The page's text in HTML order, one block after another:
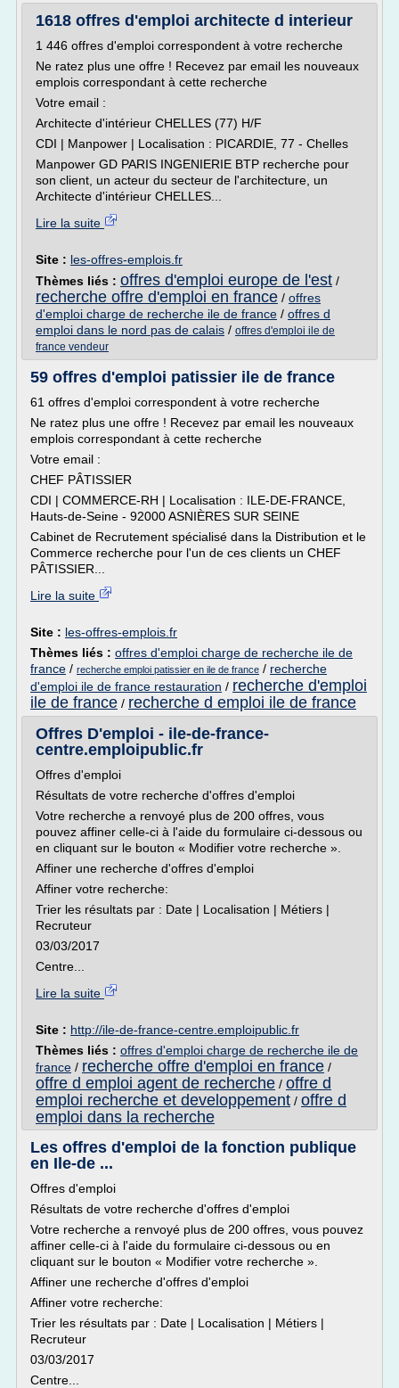
1618 offres d'emploi architecte d interieur
1 446 offres d'emploi correspondent à votre recherche
Ne ratez plus une offre ! Recevez par email les nouveaux
emplois correspondant à cette recherche
Votre email :
Architecte d'intérieur CHELLES (77) H/F
CDI | Manpower | Localisation : PICARDIE, 77 - Chelles
Manpower GD PARIS INGENIERIE BTP recherche pour
son client, un acteur du secteur de l'architecture, un
Architecte d'intérieur CHELLES...
Lire la suite
Site : les-offres-emplois.fr
Thèmes liés : offres d'emploi europe de l'est /
recherche offre d'emploi en france / offres
d'emploi charge de recherche ile de france / offres d
emploi dans le nord pas de calais / offres d'emploi ile de
france vendeur
59 offres d'emploi patissier ile de france
61 offres d'emploi correspondent à votre recherche
Ne ratez plus une offre ! Recevez par email les nouveaux
emplois correspondant à cette recherche
Votre email :
CHEF PÂTISSIER
CDI | COMMERCE-RH | Localisation : ILE-DE-FRANCE,
Hauts-de-Seine - 92000 ASNIÈRES SUR SEINE
Cabinet de Recrutement spécialisé dans la Distribution et le
Commerce recherche pour l'un de ces clients un CHEF
PÂTISSIER...
Lire la suite
Site : les-offres-emplois.fr
Thèmes liés : offres d'emploi charge de recherche ile de
france / recherche emploi patissier en ile de france / recherche
d'emploi ile de france restauration / recherche d'emploi
ile de france / recherche d emploi ile de france
Offres D'emploi - ile-de-france-
centre.emploipublic.fr
Offres d'emploi
Résultats de votre recherche d'offres d'emploi
Votre recherche a renvoyé plus de 200 offres, vous
pouvez affiner celle-ci à l'aide du formulaire ci-dessous ou
en cliquant sur le bouton « Modifier votre recherche ».
Affiner une recherche d'offres d'emploi
Affiner votre recherche:
Trier les résultats par : Date | Localisation | Métiers |
Recruteur
03/03/2017
Centre...
Lire la suite
Site : http://ile-de-france-centre.emploipublic.fr
Thèmes liés : offres d'emploi charge de recherche ile de
france / recherche offre d'emploi en france /
offre d emploi agent de recherche / offre d
emploi recherche et developpement / offre d
emploi dans la recherche
Les offres d'emploi de la fonction publique
en Ile-de ...
Offres d'emploi
Résultats de votre recherche d'offres d'emploi
Votre recherche a renvoyé plus de 200 offres, vous pouvez
affiner celle-ci à l'aide du formulaire ci-dessous ou en
cliquant sur le bouton « Modifier votre recherche ».
Affiner une recherche d'offres d'emploi
Affiner votre recherche:
Trier les résultats par : Date | Localisation | Métiers |
Recruteur
03/03/2017
Centre...